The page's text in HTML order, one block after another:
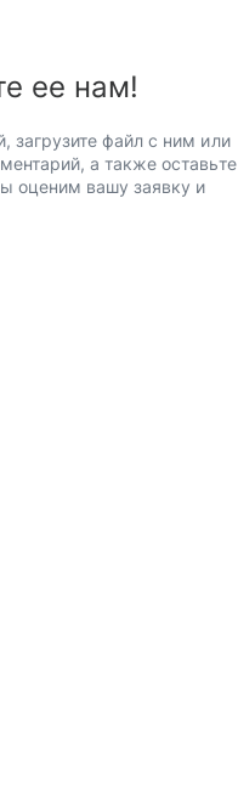
ее нам!
загрузите файл с ним или
а также оставьте
оценим вашу заявку и